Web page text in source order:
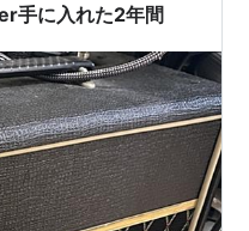
手に入れた2年間